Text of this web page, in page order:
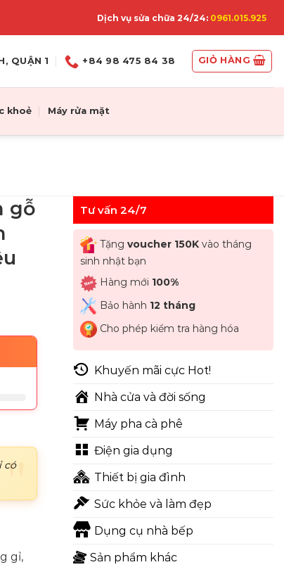
Dịch vụ sửa chữa 24/24: 0961.015.925
QUẬN 1 +84 98 475 84 38 GIỎ HÀNG
khoẻ Máy rửa mặt
gỗ
có
gỉ,
Tư vấn 24/7
Tặng voucher 150Kvào tháng
sinh nhật bạn
Hàng mới 100%
Bảo hành 12 tháng
Cho phép kiểm tra hàng hóa
Khuyến mãi cực Hot!
Nhà cửa và đời sống
Máy pha cà phê
Điện gia dụng
Thiết bị gia đình
Sức khỏe và làm đẹp
Dụng cụ nhà bếp
Sản phẩm khác